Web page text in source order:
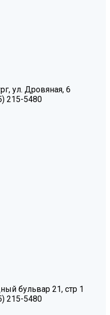
ул. Дровяная, 6
215-5480
бульвар 21, стр 1
215-5480